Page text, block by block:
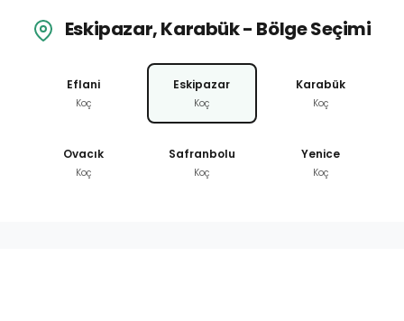
Eskipazar, Karabük - Bölge Seçimi
Eflani
Koç
Eskipazar
Koç
Karabük
Koç
Ovacık
Koç
Safranbolu
Koç
Yenice
Koç